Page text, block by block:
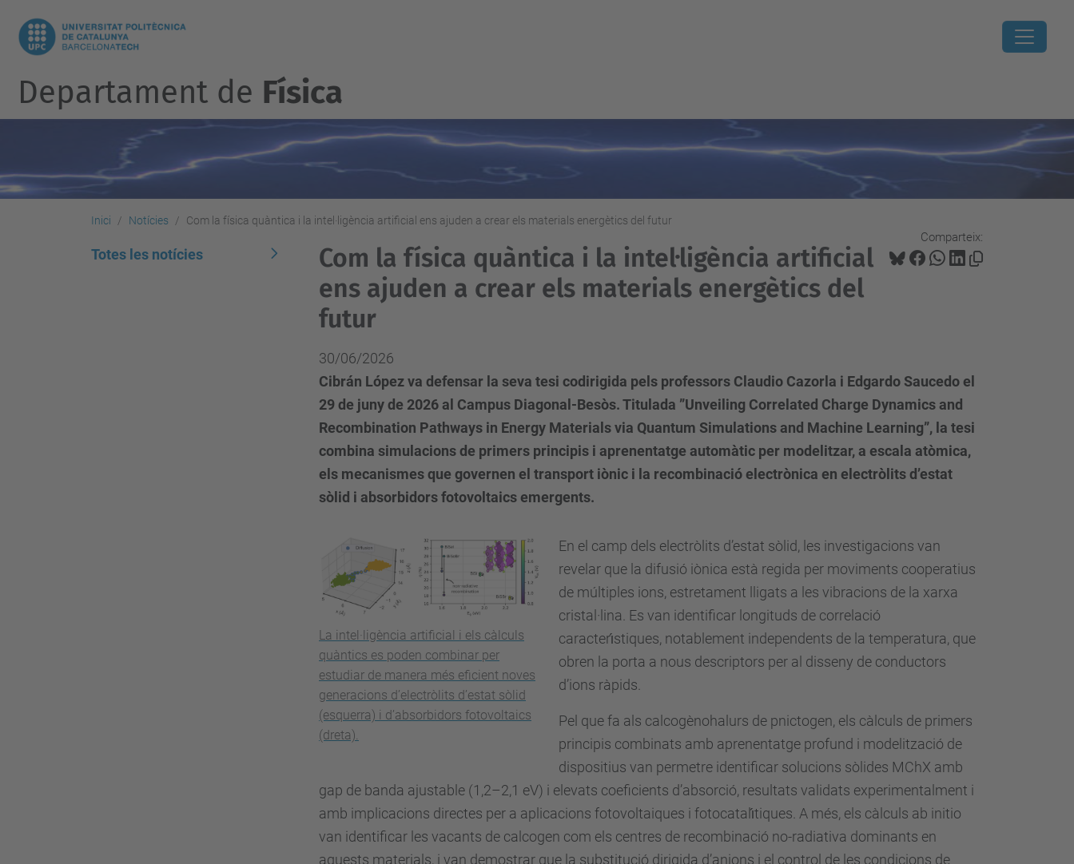
Departament de Física
Inici Notícies Com la física quàntica i la intel·ligència artificial ens ajuden a crear els materials energètics del futur
Comparteix:
Com la física quàntica i la intel·ligència artificial
ens ajuden a crear els materials energètics del
futur
30/06/2026
Cibrán López va defensar la seva tesi codirigida pels professors Claudio Cazorla i Edgardo Saucedo el
29 de juny de 2026 al Campus Diagonal-Besòs. Titulada ”Unveiling Correlated Charge Dynamics and
Recombination Pathways in Energy Materials via Quantum Simulations and Machine Learning”, la tesi
combina simulacions de primers principis i aprenentatge automàtic per modelitzar, a escala atòmica,
els mecanismes que governen el transport iònic i la recombinació electrònica en electròlits d’estat
sòlid i absorbidors fotovoltaics emergents.
La intel·ligència artificial i els càlculs
quàntics es poden combinar per
estudiar de manera més eficient noves
generacions d’electròlits d’estat sòlid
(esquerra) i d’absorbidors fotovoltaics
(dreta).
En el camp dels electròlits d’estat sòlid, les investigacions van
revelar que la difusió iònica està regida per moviments cooperatius
de múltiples ions, estretament lligats a les vibracions de la xarxa
cristal·lina. Es van identificar longituds de correlació
caracterı́stiques, notablement independents de la temperatura, que
obren la porta a nous descriptors per al disseny de conductors
d’ions ràpids.
Pel que fa als calcogènohalurs de pnictogen, els càlculs de primers
principis combinats amb aprenentatge profund i modelització de
dispositius van permetre identificar solucions sòlides MChX amb
gap de banda ajustable (1,2–2,1 eV) i elevats coeficients d’absorció, resultats validats experimentalment i
amb implicacions directes per a aplicacions fotovoltaiques i fotocatalı́tiques. A més, els càlculs ab initio
van identificar les vacants de calcogen com els centres de recombinació no-radiativa dominants en
aquests materials, i van demostrar que la substitució dirigida d’anions i el control de les condicions de
Totes les notícies